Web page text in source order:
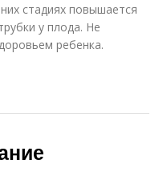
стадиях повышается
у плода. Не
ребенка.